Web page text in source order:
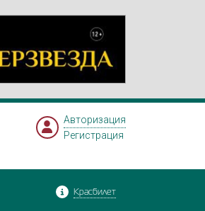
Авторизация
Регистрация
Красбилет